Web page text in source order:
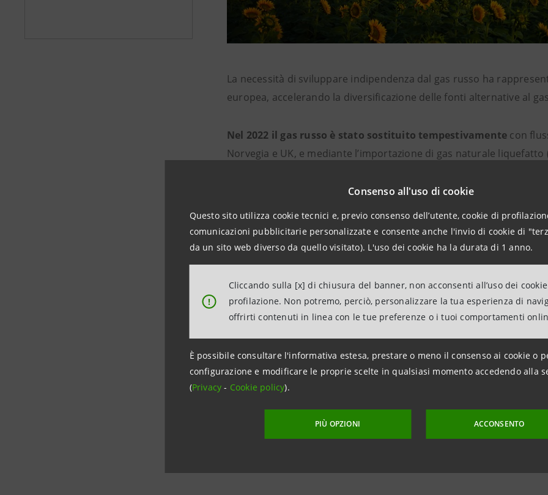
Consenso all'uso di cookie
Questo sito utilizza cookie tecnici e, previo consenso dell’utente, cookie di
comunicazioni pubblicitarie personalizzate e consente anche l'invio di cookie di
da un sito web diverso da quello visitato). L'uso dei cookie ha la durata di 1 anno.
!
Cliccando sulla [x] di chiusura del banner, non acconsenti all’uso dei
profilazione. Non potremo, perciò, personalizzare la tua esperienza di
offrirti contenuti in linea con le tue preferenze o i tuoi comportamenti
È possibile consultare l'informativa estesa, prestare o meno il consenso ai cookie o
configurazione e modificare le proprie scelte in qualsiasi momento accedendo alla
(Privacy- Cookie policy).
PIÙ OPZIONI ACCONSENTO
La necessità di sviluppare indipendenza dal gas russo ha
europea, accelerando la diversificazione delle fonti alternative al
Nel 2022 il gas russo è stato sostituito tempestivamente con
Norvegia e UK, e mediante l’importazione di gas naturale
Il 2023 ha rappresentato un anno crucialeper l’accelerazione
economie europee hanno dimostrato un crescente decoupling tra
miglioramenti nell'intensità energetica e alla diffusione di
Nonostante un iniziale rallentamento, l'incremento degli
decisa transizione verso un sistema energetico più sostenibile,
2024.
L’anno 2023 si è rivelato una tappa fondamentale verso
investimenti saranno necessari per assicurare una transizione
raggiungimento degli obbiettivi di riduzione delle emissioni.